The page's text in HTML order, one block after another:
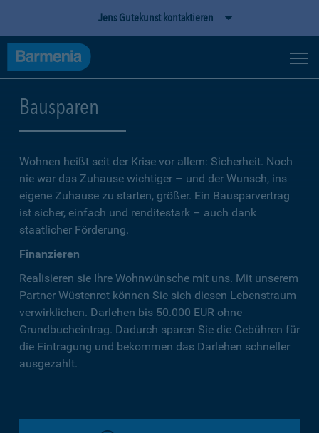
Jens Gutekunst kontaktieren
Bausparen
Wohnen heißt seit der Krise vor allem: Sicherheit. Noch
nie war das Zuhause wichtiger – und der Wunsch, ins
eigene Zuhause zu starten, größer. Ein Bausparvertrag
ist sicher, einfach und renditestark – auch dank
staatlicher Förderung.
Finanzieren
Realisieren sie Ihre Wohnwünsche mit uns. Mit unserem
Partner Wüstenrot können Sie sich diesen Lebenstraum
verwirklichen. Darlehen bis 50.000 EUR ohne
Grundbucheintrag. Dadurch sparen Sie die Gebühren für
die Eintragung und bekommen das Darlehen schneller
ausgezahlt.